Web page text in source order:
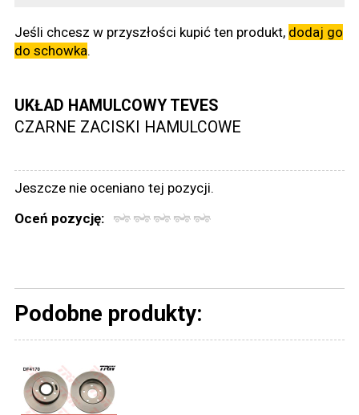
Jeśli chcesz w przyszłości kupić ten produkt, dodaj go
do schowka.
UKŁAD HAMULCOWY TEVES
CZARNE ZACISKI HAMULCOWE
Jeszcze nie oceniano tej pozycji.
Oceń pozycję:
Podobne produkty: